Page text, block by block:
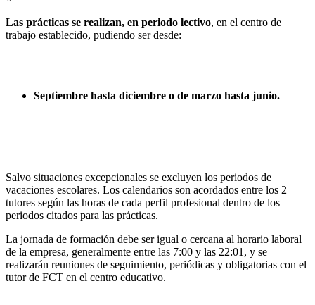
Las prácticas se realizan, en periodo lectivo, en el centro de
trabajo establecido, pudiendo ser desde:
Septiembre hasta diciembre o de marzo hasta junio.
Salvo situaciones excepcionales se excluyen los periodos de
vacaciones escolares. Los calendarios son acordados entre los 2
tutores según las horas de cada perfil profesional dentro de los
periodos citados para las prácticas.
La jornada de formación debe ser igual o cercana al horario laboral
de la empresa, generalmente entre las 7:00 y las 22:01, y se
realizarán reuniones de seguimiento, periódicas y obligatorias con el
tutor de FCT en el centro educativo.